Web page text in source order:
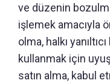
ve düzenin
işlemek amacıyla
olma, halkı
kullanmak için
satın alma, kabul